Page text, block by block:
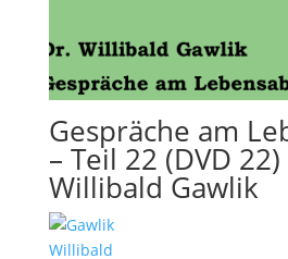
Gespräche am
– Teil 22 (DVD
Willibald Gawlik